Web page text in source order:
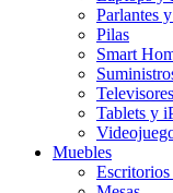
Parlantes
Pilas
Smart
Televisores
Tablets y
Muebles